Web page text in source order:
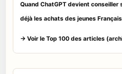
Quand ChatGPT devient conseiller
déjà les achats des jeunes Français
→ Voir le Top 100 des articles